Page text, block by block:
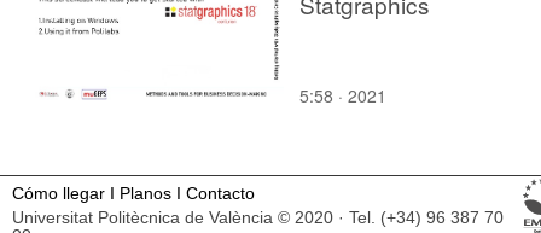
5:58 · 2021
Cómo llegar I Planos I Contacto
Universitat Politècnica de València © 2020 · Tel. (+34) 96 387 70